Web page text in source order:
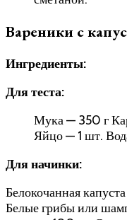
Вареники с
Ингредиенты:
Для теста:
Мука — 350 г
Яйцо — 1 шт.
Для начинки:
Белокочанная
Белые грибы или